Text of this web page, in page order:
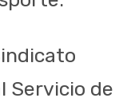
Servicio de